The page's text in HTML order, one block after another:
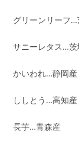
グリーンリーフ
サニーレタス…
かいわれ…静岡産
ししとう…高知産
長芋…青森産